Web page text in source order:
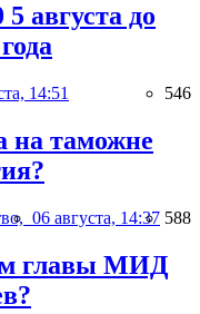
августа до
14:51 546
на таможне
06 августа, 14:37 588
главы МИД